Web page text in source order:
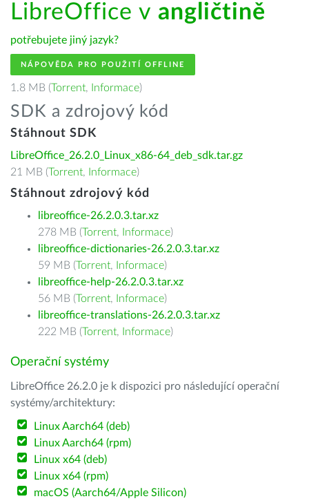
LibreOffice v angličtině
potřebujete jiný jazyk?
NÁPOVĚDA PRO POUŽITÍ OFFLINE
1.8 MB (Torrent, Informace)
SDK a zdrojový kód
Stáhnout SDK
LibreOffice_26.2.0_Linux_x86-64_deb_sdk.tar.gz
21 MB (Torrent, Informace)
Stáhnout zdrojový kód
libreoffice-26.2.0.3.tar.xz
278 MB (Torrent, Informace)
libreoffice-dictionaries-26.2.0.3.tar.xz
59 MB (Torrent, Informace)
libreoffice-help-26.2.0.3.tar.xz
56 MB (Torrent, Informace)
libreoffice-translations-26.2.0.3.tar.xz
222 MB (Torrent, Informace)
Operační systémy
LibreOffice 26.2.0 je k dispozici pro následující operační
systémy/architektury:
Linux Aarch64 (deb)
Linux Aarch64 (rpm)
Linux x64 (deb)
Linux x64 (rpm)
macOS (Aarch64/Apple Silicon)